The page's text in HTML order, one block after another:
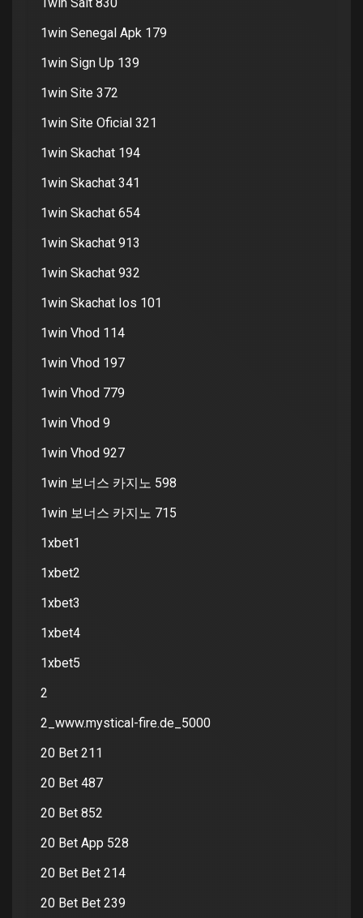
1win Senegal Apk 179
1win Sign Up 139
1win Site 372
1win Site Oficial 321
1win Skachat 194
1win Skachat 341
1win Skachat 654
1win Skachat 913
1win Skachat 932
1win Skachat Ios 101
1win Vhod 114
1win Vhod 197
1win Vhod 779
1win Vhod 9
1win Vhod 927
1win 보너스 카지노 598
1win 보너스 카지노 715
1xbet1
1xbet2
1xbet3
1xbet4
1xbet5
2
2_www.mystical-fire.de_5000
20 Bet 211
20 Bet 487
20 Bet 852
20 Bet App 528
20 Bet Bet 214
20 Bet Bet 239